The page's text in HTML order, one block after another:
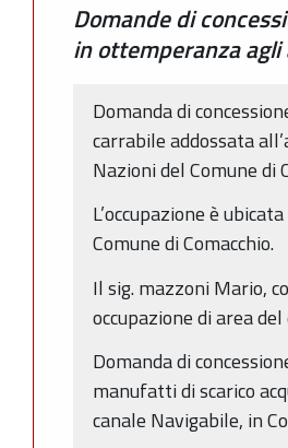
Domande di
in ottemperanza
Domanda di
carrabile addossata
Nazioni del Comune di
L’occupazione è
Comune di Comacchio.
Il sig. mazzoni Mario,
occupazione di area
Domanda di
manufatti di scarico
canale Navigabile, in